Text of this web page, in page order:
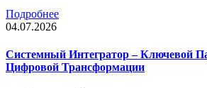
Подробнее
04.07.2026
Системный Интегратор – Ключевой
Цифровой Трансформации